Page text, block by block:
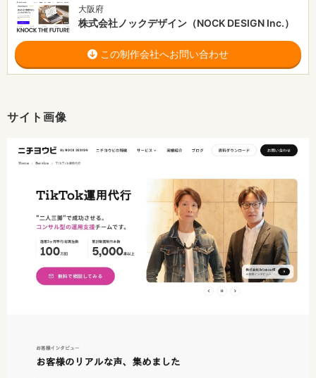
サイト画像
大阪府
株式会社ノックデザイン（NOCK DESIGN Inc.）
この制作会社へお問い合わせ